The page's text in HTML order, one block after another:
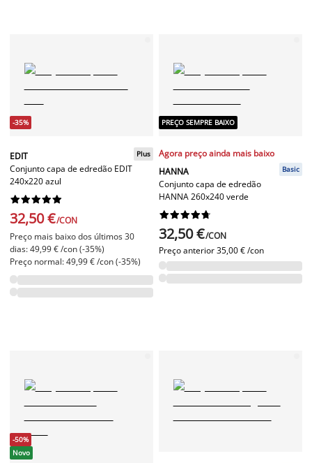
-35%
EDIT
Conjunto capa de edredão EDIT
240x220 azul
Plus






32,50 €/CON
Preço mais baixo dos últimos 30
dias: 49,99 € /con (-35%)
Preço normal: 49,99 € /con (-35%)
PREÇO SEMPRE BAIXO
Agora preço ainda mais baixo
HANNA
Conjunto capa de edredão
HANNA 260x240 verde
Basic






32,50 €/CON
Preço anterior35,00 € /con
-50%
Novo